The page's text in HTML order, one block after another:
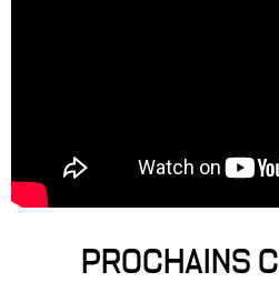
PROCHAINS